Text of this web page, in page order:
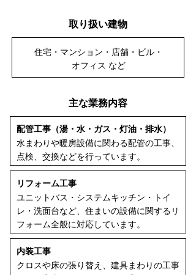
取り扱い建物
住宅・マンション・店舗・ビル・
オフィス など
主な業務内容
配管工事（湯・水・ガス・灯油・排水）
水まわりや暖房設備に関わる配管の工事、
点検、交換などを行っています。
リフォーム工事
ユニットバス・システムキッチン・トイ
レ・洗面台など、住まいの設備に関するリ
フォーム全般に対応しています。
内装工事
クロスや床の張り替え、建具まわりの工事